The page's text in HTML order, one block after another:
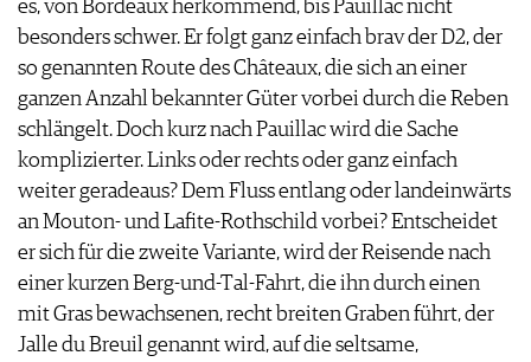
WINE TRADE CLUB
OFFRES D'EMPLOIS
PUBLICITÉ
PRESSE
MENTIONS LÉGALES
CGV & PROTECTION DES
DONNÉES
FAQ
es, von Bordeaux herkommend, bis Pauillac nicht
besonders schwer. Er folgt ganz einfach brav der D2, der
so genannten Route des Châteaux, die sich an einer
ganzen Anzahl bekannter Güter vorbei durch die Reben
schlängelt. Doch kurz nach Pauillac wird die Sache
komplizierter. Links oder rechts oder ganz einfach
weiter geradeaus? Dem Fluss entlang oder landeinwärts
an Mouton- und Lafite-Rothschild vorbei? Entscheidet
er sich für die zweite Variante, wird der Reisende nach
einer kurzen Berg-und-Tal-Fahrt, die ihn durch einen
mit Gras bewachsenen, recht breiten Graben führt, der
Jalle du Breuil genannt wird, auf die seltsame,